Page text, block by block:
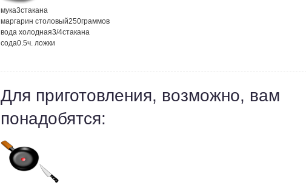
мука3стакана
маргарин столовый250граммов
вода холодная3/4стакана
сода0.5ч. ложки
Для приготовления, возможно, вам
понадобятся: